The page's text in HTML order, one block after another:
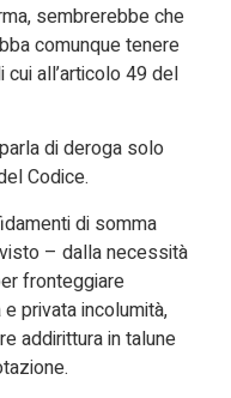
sembrerebbe che
comunque tenere
all’articolo 49 del
di deroga solo
Codice.
di somma
– dalla necessità
fronteggiare
privata incolumità,
addirittura in talune